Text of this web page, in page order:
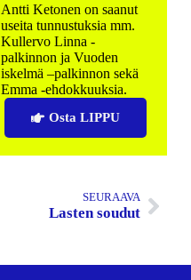
Antti Ketonen on saanut
useita tunnustuksia mm.
Kullervo Linna -
palkinnon ja Vuoden
iskelmä –palkinnon sekä
Emma -ehdokkuuksia.
Osta LIPPU
SEURAAVA
Lasten soudut